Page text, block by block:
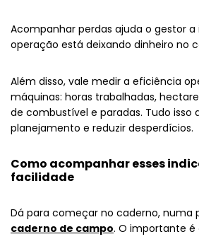
Acompanhar perdas ajuda o gestor
operação está deixando dinheiro no
Além disso, vale medir a eficiência
máquinas: horas trabalhadas,
de combustível e paradas. Tudo isso
planejamento e reduzir desperdícios.
Como acompanhar esses
facilidade
Dá para começar no caderno, numa
caderno de campo. O importante é